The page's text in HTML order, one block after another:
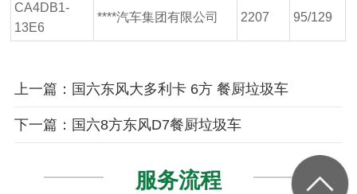
CA4DB1-
13E6
****汽车集团有限公司 2207 95/129
上一篇：国六东风大多利卡 6方 餐厨垃圾车
下一篇：国六8方东风D7餐厨垃圾车
服务流程